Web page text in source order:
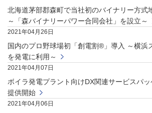
北海道茅部郡森町で当社初のバイナリー方式
～「森バイナリーパワー合同会社」を設立～
2021年04月26日
国内のプロ野球場初「創電割®」導入 ～横浜
を発電に利用～
2021年04月07日
ボイラ発電プラント向けDX関連サービスパッ
提供開始
2021年04月06日